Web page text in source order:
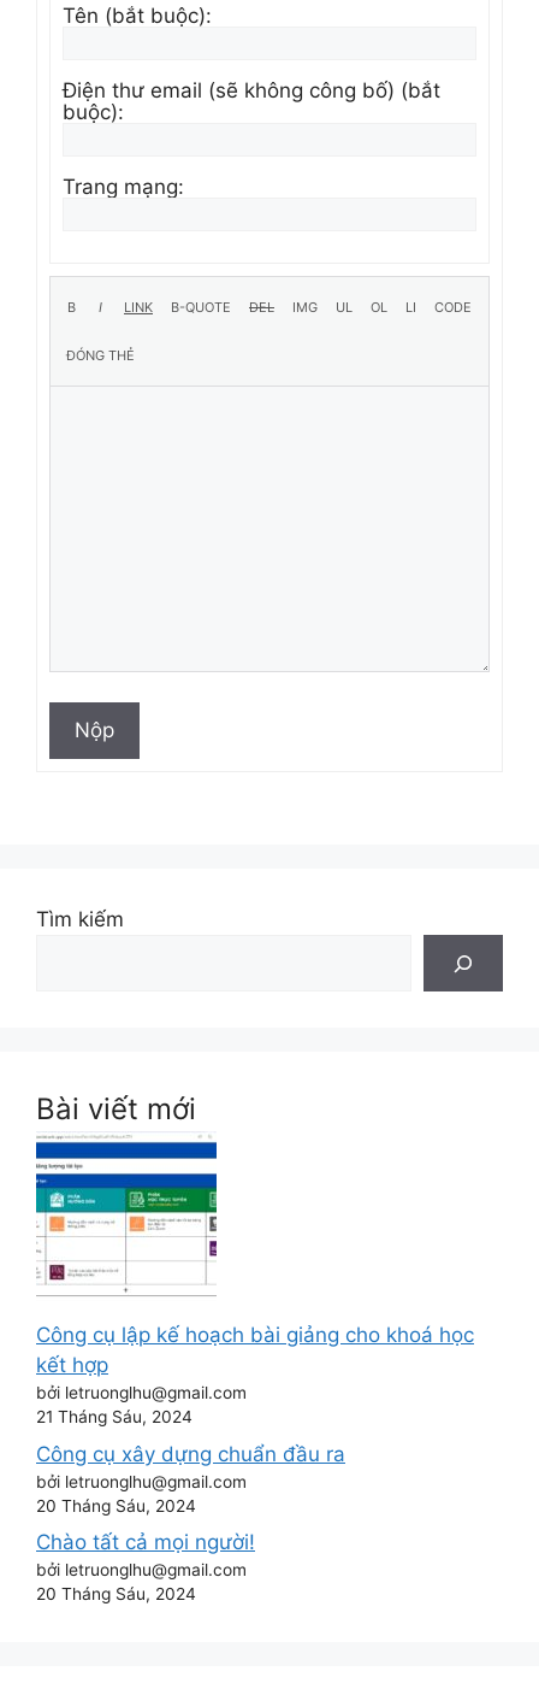
Tên (bắt buộc):
Điện thư email (sẽ không công bố) (bắt
buộc):
Trang mạng:
Nộp
Tìm kiếm
Bài viết mới
Công cụ lập kế hoạch bài giảng cho khoá học
kết hợp
bởi letruonglhu@gmail.com
21 Tháng Sáu, 2024
Công cụ xây dựng chuẩn đầu ra
bởi letruonglhu@gmail.com
20 Tháng Sáu, 2024
Chào tất cả mọi người!
bởi letruonglhu@gmail.com
20 Tháng Sáu, 2024